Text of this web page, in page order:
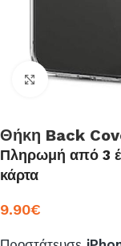
Click to
Θήκη Back
Πληρωμή από 3
κάρτα
9.90€